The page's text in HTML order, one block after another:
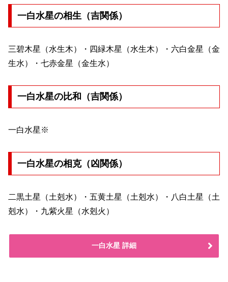
一白水星の相生（吉関係）
三碧木星（水生木）・四緑木星（水生木）・六白金星（金
生水）・七赤金星（金生水）
一白水星の比和（吉関係）
一白水星※
一白水星の相克（凶関係）
二黒土星（土剋水）・五黄土星（土剋水）・八白土星（土
剋水）・九紫火星（水剋火）
一白水星 詳細